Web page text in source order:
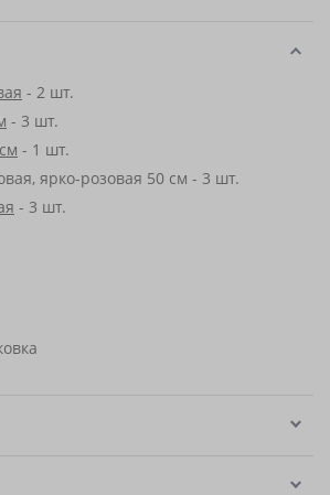
- 2 шт.
- 3 шт.
- 1 шт.
ярко-розовая 50 см - 3 шт.
- 3 шт.